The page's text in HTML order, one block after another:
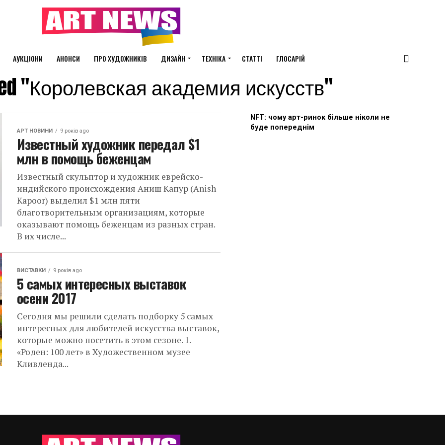
АУКЦІОНИ АНОНСИ ПРО ХУДОЖНИКІВ ДИЗАЙН ТЕХНІКА СТАТТІ ГЛОСАРІЙ
"Королевская академия искусств"
АРТ НОВИНИ 9 років ago
Известный художник передал $1
млн в помощь беженцам
Известный скульптор и художник еврейско-
индийского происхождения Аниш Капур (Anish
Kapoor) выделил $1 млн пяти
благотворительным организациям, которые
оказывают помощь беженцам из разных стран.
В их числе...
ВИСТАВКИ 9 років ago
5 самых интересных выставок
осени 2017
Сегодня мы решили сделать подборку 5 самых
интересных для любителей искусства выставок,
которые можно посетить в этом сезоне. 1.
«Роден: 100 лет» в Художественном музее
Кливленда...
NFT: чому арт-ринок більше ніколи не
буде попереднім